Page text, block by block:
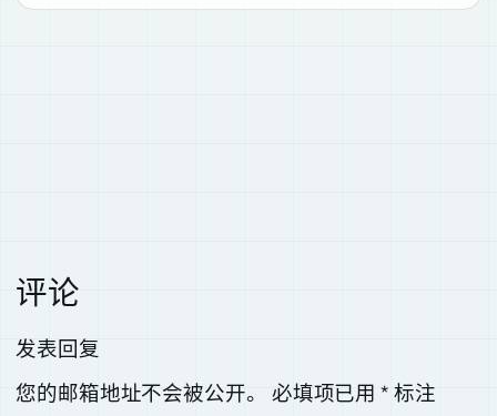
评论
发表回复
您的邮箱地址不会被公开。
必填项已用*标注